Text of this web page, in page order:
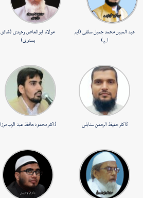
عبد المبین محمد جمیل سلفی (ایم
اے)
مولانا ابوالعاص وحیدی (شائق
بستوی)
ڈاکٹر حفیظ الرحمن سنابلی ڈاکٹر محمود حافظ عبد الرب مرزا